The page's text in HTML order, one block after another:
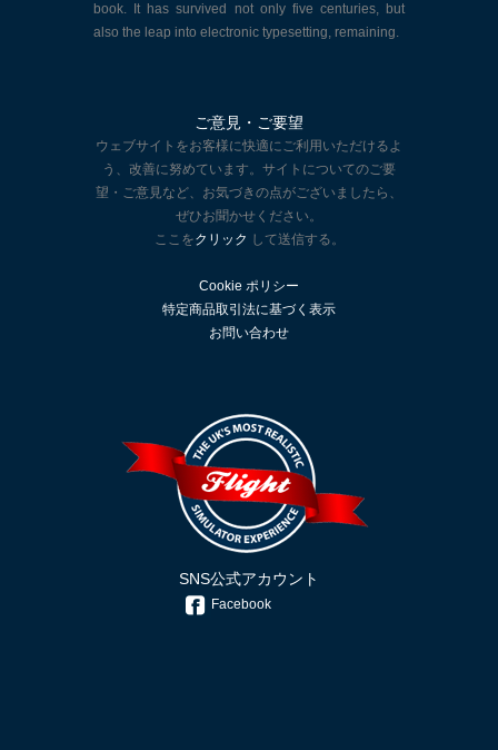
book. It has survived not only five centuries, but
also the leap into electronic typesetting, remaining.
ご意見・ご要望
ウェブサイトをお客様に快適にご利用いただけるよ
う、改善に努めています。サイトについてのご要
望・ご意見など、お気づきの点がございましたら、
ぜひお聞かせください。
ここをクリック して送信する。
Cookie ポリシー
特定商品取引法に基づく表示
お問い合わせ
SNS公式アカウント
Facebook